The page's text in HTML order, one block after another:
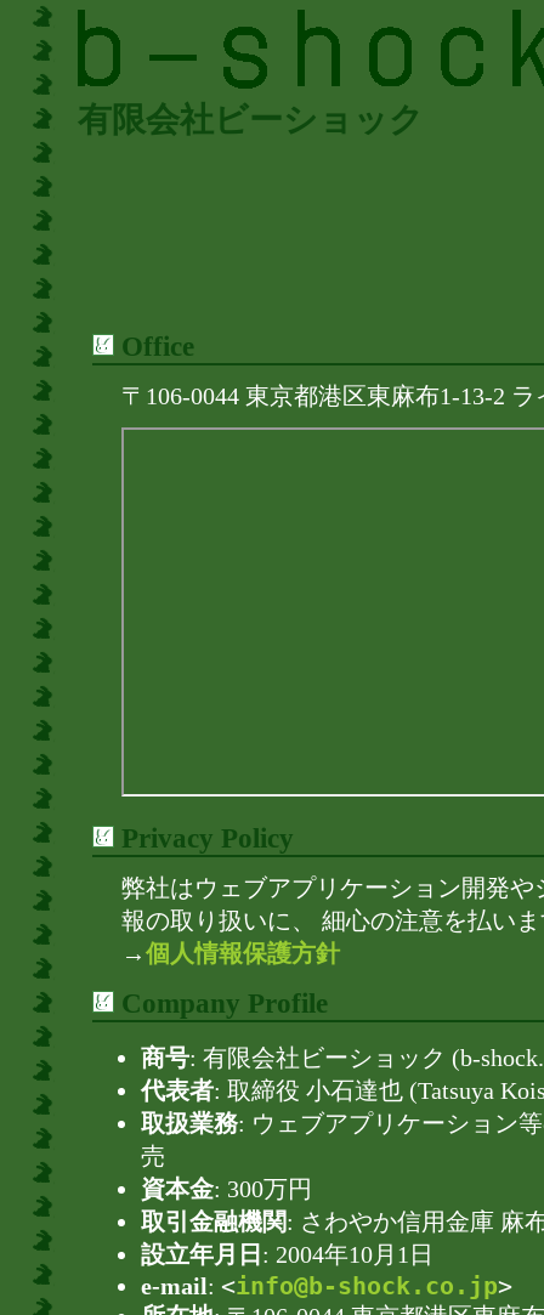
有限会社ビーショック
Office
〒106-0044 東京都港区東麻布1-13-2
Privacy Policy
弊社はウェブアプリケーション開発
報の取り扱いに、 細心の注意を払い
→個人情報保護方針
Company Profile
商号: 有限会社ビーショック (b-
代表者: 取締役 小石達也 (Tatsuya
取扱業務: ウェブアプリケーション
売
資本金: 300万円
取引金融機関: さわやか信用金庫 麻
設立年月日 : 2004年10月1日
e-mail: <info@b-shock.co.jp>